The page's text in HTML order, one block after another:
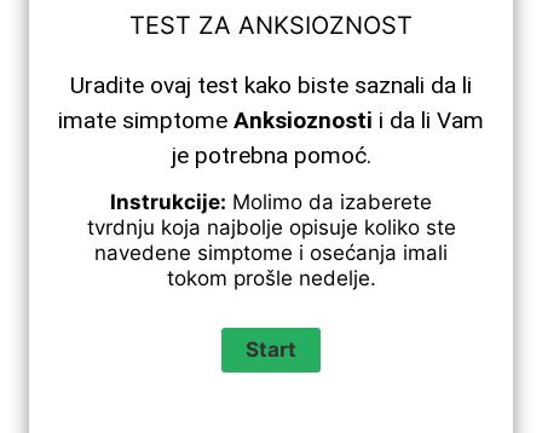
TEST ZA ANKSIOZNOST
Uradite ovaj test kako biste saznali da li
imate simptome Anksioznosti i da li Vam
je potrebna pomoć.
Instrukcije: Molimo da izaberete
tvrdnju koja najbolje opisuje koliko ste
navedene simptome i osećanja imali
tokom prošle nedelje.